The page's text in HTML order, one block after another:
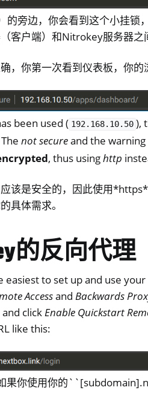
的旁边，你会看到这个小挂锁
客户端）和Nitrokey服务器之
，你第一次看到仪表板，你的
been used ( 192.168.10.50 ),
not secureand the
, thus usinghttp
该是安全的，因此使用
具体需求。
的反向代理
easiest to set up and use
Accessand Backwards
clickEnable Quickstart
like this:
果你使用你的